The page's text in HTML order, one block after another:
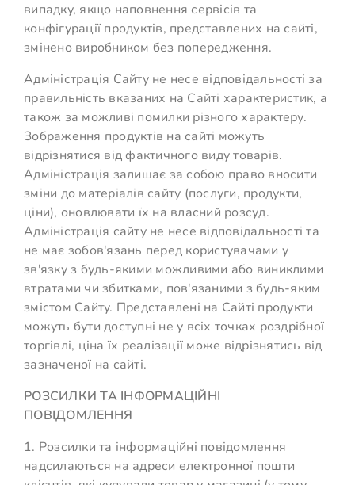
випадку, якщо наповнення сервісів та
конфігурації продуктів, представлених на сайті,
змінено виробником без попередження.
Адміністрація Сайту не несе відповідальності за
правильність вказаних на Сайті характеристик, а
також за можливі помилки різного характеру.
Зображення продуктів на сайті можуть
відрізнятися від фактичного виду товарів.
Адміністрація залишає за собою право вносити
зміни до матеріалів сайту (послуги, продукти,
ціни), оновлювати їх на власний розсуд.
Адміністрація сайту не несе відповідальності та
не має зобов'язань перед користувачами у
зв'язку з будь-якими можливими або виниклими
втратами чи збитками, пов'язаними з будь-яким
змістом Сайту. Представлені на Сайті продукти
можуть бути доступні не у всіх точках роздрібної
торгівлі, ціна їх реалізації може відрізнятись від
зазначеної на сайті.
РОЗСИЛКИ ТА ІНФОРМАЦІЙНІ
ПОВІДОМЛЕННЯ
1. Розсилки та інформаційні повідомлення
надсилаються на адреси електронної пошти